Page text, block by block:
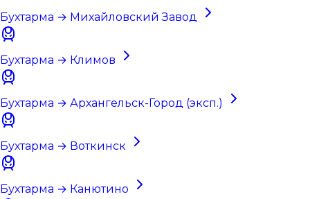
Бухтарма → Михайловский Завод
Бухтарма → Климов
Бухтарма → Архангельск-Город (эксп.)
Бухтарма → Воткинск
Бухтарма → Канютино